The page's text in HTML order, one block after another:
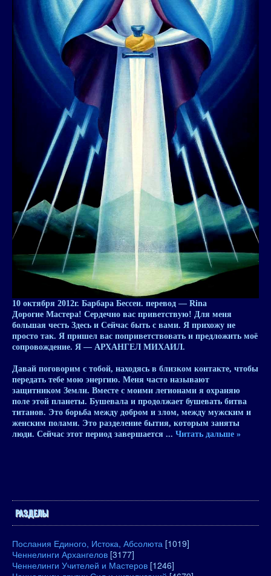
10 октября 2012г. Барбара Бессен. перевод — Rina
Дорогие Мастера! Сердечно вас приветствую! Для меня
большая честь Здесь и Сейчас быть с вами. Я прихожу не
просто так. Я пришел вас поприветствовать и предложить моё
сопровождение. Я — АРХАНГЕЛ МИХАИЛ.
Давай поговорим с тобой, находясь в близком контакте, чтобы
передать тебе мою энергию. Меня часто называют
защитником Земли. Вместе с моими легионами я охраняю
поле этой планеты. Бушевала и продолжает бушевать битва
титанов. Это борьба между добром и злом, между мужским и
женским полами. Это разделение бытия, которым заняты
люди. Сейчас этот период завершается ... Читать дальше »
РАЗДЕЛЫ
Послания Единого, Истока, Абсолюта [1019]
Ченнелинги Архангелов [3177]
Ченнелинги Учителей и Мастеров [1246]